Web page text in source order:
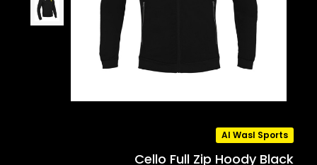
Al Wasl Sports
Cello Full Zip Hoody Black